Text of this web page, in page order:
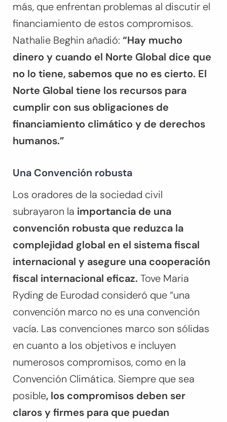
más, que enfrentan problemas al discutir el
financiamiento de estos compromisos.
Nathalie Beghin añadió: “Hay mucho
dinero y cuando el Norte Global dice que
no lo tiene, sabemos que no es cierto. El
Norte Global tiene los recursos para
cumplir con sus obligaciones de
financiamiento climático y de derechos
humanos.”
Una Convención robusta
Los oradores de la sociedad civil
subrayaron la importancia de una
convención robusta que reduzca la
complejidad global en el sistema fiscal
internacional y asegure una cooperación
fiscal internacional eficaz. Tove Maria
Ryding de Eurodad consideró que “una
convención marco no es una convención
vacía. Las convenciones marco son sólidas
en cuanto a los objetivos e incluyen
numerosos compromisos, como en la
Convención Climática. Siempre que sea
posible, los compromisos deben ser
claros y firmes para que puedan